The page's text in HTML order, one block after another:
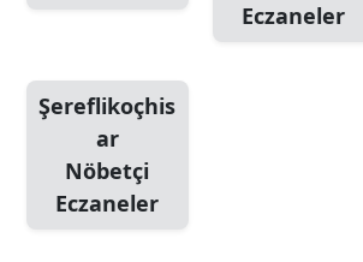
Eczaneler
Şereflikoçhis
ar
Nöbetçi
Eczaneler